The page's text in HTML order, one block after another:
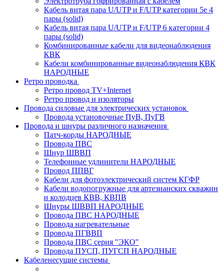
Кабель витая пара U/UTP и F/UTP категории 5e 4
пары (solid)
Кабель витая пара U/UTP и F/UTP 6 категории 4
пары (solid)
Комбинированные кабели для видеонаблюдения
КВК
Кабели комбинированные видеонаблюдения КВК
НАРОДНЫЕ
Ретро проводка
Ретро провод TV+Internet
Ретро провод и изоляторы
Провода силовые для электрических установок
Провода установочные ПуВ, ПуГВ
Провода и шнуры различного назначения
Патч-корды НАРОДНЫЕ
Провода ПВС
Шнур ШВВП
Телефонные удлинители НАРОДНЫЕ
Провод ППВГ
Кабели для фотоэлектрический систем КГФР
Кабели водопогружные для артезианских скважин
и колодцев КВВ, КВПВ
Шнуры ШВВП НАРОДНЫЕ
Провода ПВС НАРОДНЫЕ
Провода нагревательные
Провода ПГВВП
Провода ПВС серия "ЭКО"
Провода ПУСП, ПУГСП НАРОДНЫЕ
Кабеленесущие системы